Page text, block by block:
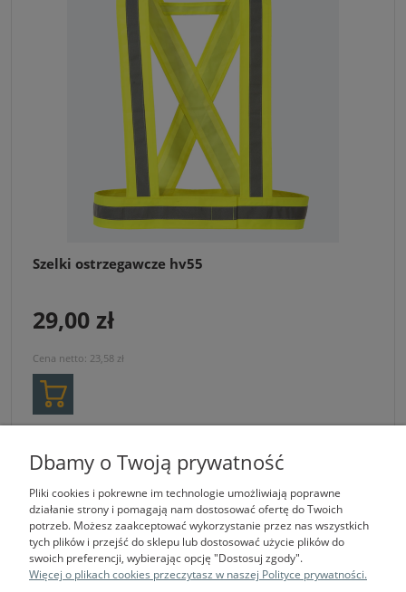
Szelki ostrzegawcze hv55
29,00 zł
Cena netto: 23,58 zł
ODZIEŻ OSTRZEGAWCZA to ubrania w jaskrawych kolorach z elementami
odblaskowymi. Zwiększają widoczność pracowników przy drogach, na
placach budowy oraz w transporcie.
Dbamy o Twoją prywatność
Pliki cookies i pokrewne im technologie umożliwiają poprawne
działanie strony i pomagają nam dostosować ofertę do Twoich
potrzeb. Możesz zaakceptować wykorzystanie przez nas wszystkich
tych plików i przejść do sklepu lub dostosować użycie plików do
swoich preferencji, wybierając opcję "Dostosuj zgody".
Więcej o plikach cookies przeczytasz w naszej Polityce prywatności.